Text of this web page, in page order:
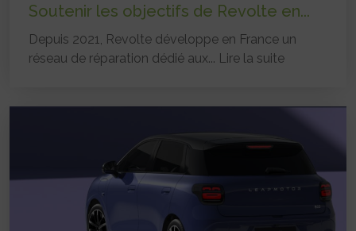
Soutenir les objectifs de Revolte en...
Depuis 2021, Revolte développe en France un
réseau de réparation dédié aux... Lire la suite